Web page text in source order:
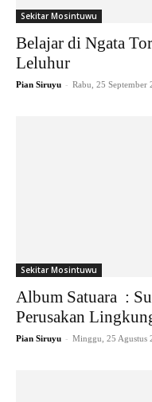
Sekitar Mosintuwu
Belajar di Ngata
Leluhur
Pian Siruyu - Rabu, 25 September
Sekitar Mosintuwu
Album Satuara :
Perusakan
Pian Siruyu - Minggu, 25 Agustus